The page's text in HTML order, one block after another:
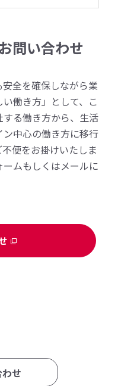
問い合わせ
全を確保しながら業
働き方」として、こ
る働き方から、生活
中心の働き方に移行
便をお掛けいたしま
ムもしくはメールに
せ